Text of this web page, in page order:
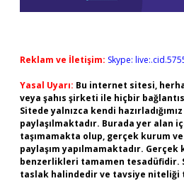
Reklam ve İletişim: Skype:
Yasal Uyarı: Bu internet sitesi,
veya şahıs şirketi ile hiçbir
Sitede yalnızca kendi
paylaşılmaktadır. Burada yer alan
taşımamakta olup, gerçek kurum
paylaşım yapılmamaktadır.
benzerlikleri tamamen tesadüfidir.
taslak halindedir ve tavsiye niteliği